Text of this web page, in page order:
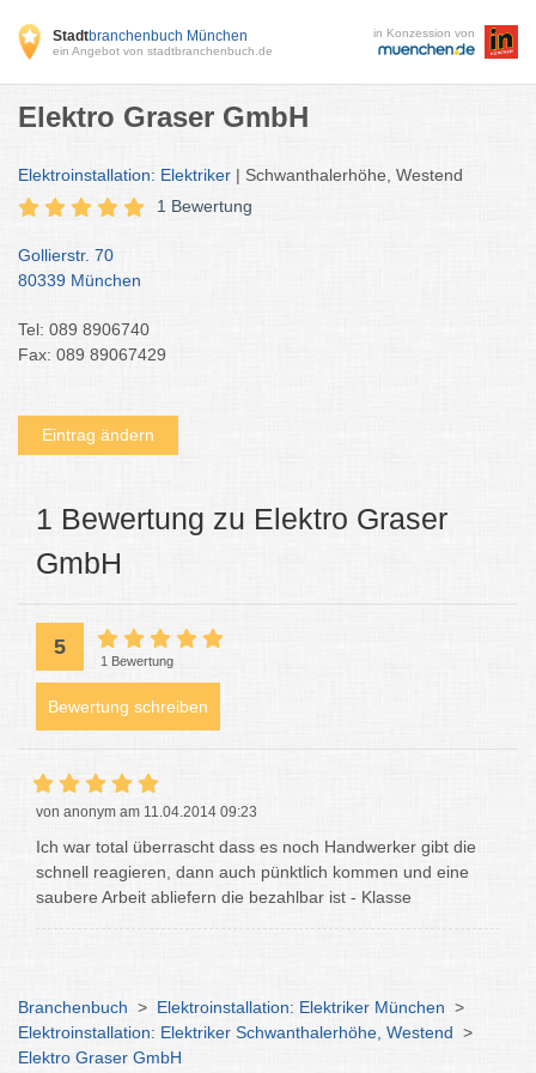
Stadtbranchenbuch München
ein Angebot von stadtbranchenbuch.de
in Konzession von
Elektro Graser GmbH
Elektroinstallation: Elektriker | Schwanthalerhöhe, Westend
1 Bewertung
Gollierstr. 70
80339 München
Tel: 089 8906740
Fax: 089 89067429
Eintrag ändern
1 Bewertung zu Elektro Graser
GmbH
5
1 Bewertung
Bewertung schreiben
von anonym am 11.04.2014 09:23
Ich war total überrascht dass es noch Handwerker gibt die
schnell reagieren, dann auch pünktlich kommen und eine
saubere Arbeit abliefern die bezahlbar ist - Klasse
Branchenbuch > Elektroinstallation: Elektriker München >
Elektroinstallation: Elektriker Schwanthalerhöhe, Westend >
Elektro Graser GmbH